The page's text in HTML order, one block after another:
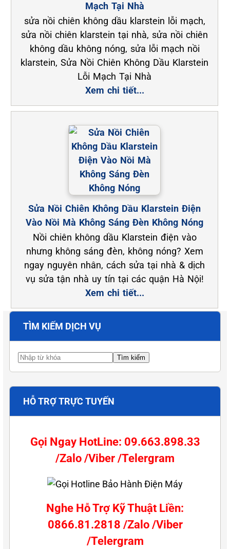
Mạch Tại Nhà
sửa nồi chiên không dầu klarstein lỗi mạch,
sửa nồi chiên klarstein tại nhà, sửa nồi chiên
không dầu không nóng, sửa lỗi mạch nồi
klarstein, Sửa Nồi Chiên Không Dầu Klarstein
Lỗi Mạch Tại Nhà
Xem chi tiết...
Sửa Nồi Chiên Không Dầu Klarstein Điện
Vào Nồi Mà Không Sáng Đèn Không Nóng
Nồi chiên không dầu Klarstein điện vào
nhưng không sáng đèn, không nóng? Xem
ngay nguyên nhân, cách sửa tại nhà & dịch
vụ sửa tận nhà uy tín tại các quận Hà Nội!
Xem chi tiết...
TÌM KIẾM DỊCH VỤ
HỖ TRỢ TRỰC TUYẾN
Gọi Ngay HotLine: 09.663.898.33
/Zalo /Viber /Telergram
Nghe Hỗ Trợ Kỹ Thuật Liền:
0866.81.2818 /Zalo /Viber
/Telergram